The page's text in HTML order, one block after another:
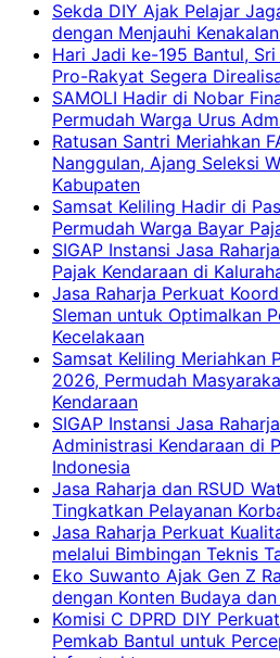
Sekda DIY Ajak Pelajar
dengan Menjauhi
Hari Jadi ke-195 Bantul,
Pro-Rakyat Segera
SAMOLI Hadir di Nobar
Permudah Warga Urus
Ratusan Santri Meriahkan
Nanggulan, Ajang Seleksi
Kabupaten
Samsat Keliling Hadir di
Permudah Warga Bayar
SIGAP Instansi Jasa
Pajak Kendaraan di
Jasa Raharja Perkuat
Sleman untuk Optimalkan
Kecelakaan
Samsat Keliling Meriahkan
2026, Permudah
Kendaraan
SIGAP Instansi Jasa
Administrasi Kendaraan di
Indonesia
Jasa Raharja dan RSUD
Tingkatkan Pelayanan
Jasa Raharja Perkuat
melalui Bimbingan Teknis
Eko Suwanto Ajak Gen Z
dengan Konten Budaya
Komisi C DPRD DIY
Pemkab Bantul untuk